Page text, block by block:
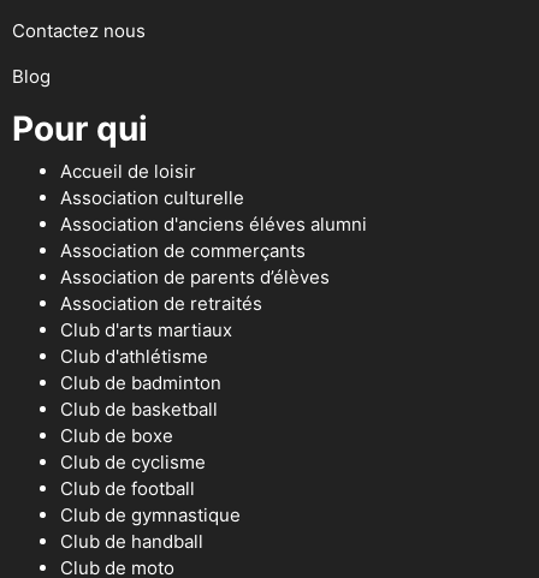
Contactez nous
Blog
Pour qui
Accueil de loisir
Association culturelle
Association d'anciens éléves alumni
Association de commerçants
Association de parents d’élèves
Association de retraités
Club d'arts martiaux
Club d'athlétisme
Club de badminton
Club de basketball
Club de boxe
Club de cyclisme
Club de football
Club de gymnastique
Club de handball
Club de moto